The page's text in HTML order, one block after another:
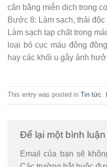
cân bằng miễn dịch trong
Bước 8: Làm sạch, thải độc
Làm sạch tạp chất trong
loại bỏ cục máu đông
hay các khối u gây ảnh
This entry was posted in Tin tức.
Để lại một bình luận
Email của bạn sẽ